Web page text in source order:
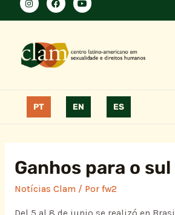
PT EN ES
Ganhos para o sul
Notícias Clam/ Por fw2